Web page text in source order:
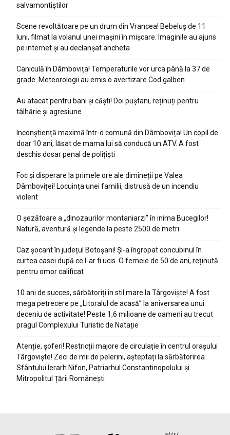
salvamontiștilor
Scene revoltătoare pe un drum din Vrancea! Bebeluș de 11
luni, filmat la volanul unei mașini în mișcare. Imaginile au ajuns
pe internet și au declanșat ancheta
Caniculă în Dâmbovița! Temperaturile vor urca până la 37 de
grade. Meteorologii au emis o avertizare Cod galben
Au atacat pentru bani și căști! Doi puștani, reținuți pentru
tâlhărie și agresiune
Inconștiență maximă într-o comună din Dâmbovița! Un copil de
doar 10 ani, lăsat de mama lui să conducă un ATV. A fost
deschis dosar penal de polițiști
Foc și disperare la primele ore ale dimineții pe Valea
Dâmboviței! Locuința unei familii, distrusă de un incendiu
violent
O șezătoare a „dinozaurilor montaniarzi” în inima Bucegilor!
Natură, aventură și legende la peste 2500 de metri
Caz șocant în județul Botoșani! Și-a îngropat concubinul în
curtea casei după ce l-ar fi ucis. O femeie de 50 de ani, reținută
pentru omor calificat
10 ani de succes, sărbătoriți în stil mare la Târgoviște! A fost
mega petrecere pe „Litoralul de acasă” la aniversarea unui
deceniu de activitate! Peste 1,6 milioane de oameni au trecut
pragul Complexului Turistic de Natație
Atenție, șoferi! Restricții majore de circulație în centrul orașului
Târgoviște! Zeci de mii de pelerini, așteptați la sărbătorirea
Sfântului Ierarh Nifon, Patriarhul Constantinopolului și
Mitropolitul Țării Românești
stiri